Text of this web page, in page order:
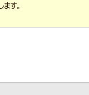
す。